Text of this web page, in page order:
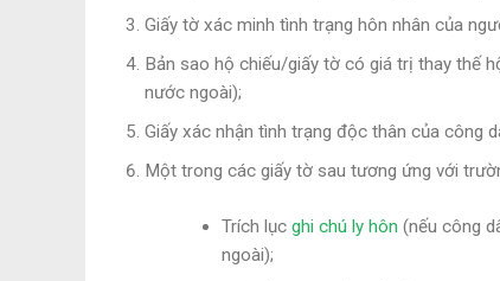
Giấy tờ xác minh tình trạng hôn nhân của
Bản sao hộ chiếu/giấy tờ có giá trị thay thế
nước ngoài);
Giấy xác nhận tình trạng độc thân của công
Một trong các giấy tờ sau tương ứng với
Trích lụcghi chú ly hôn (nếu công
ngoài);